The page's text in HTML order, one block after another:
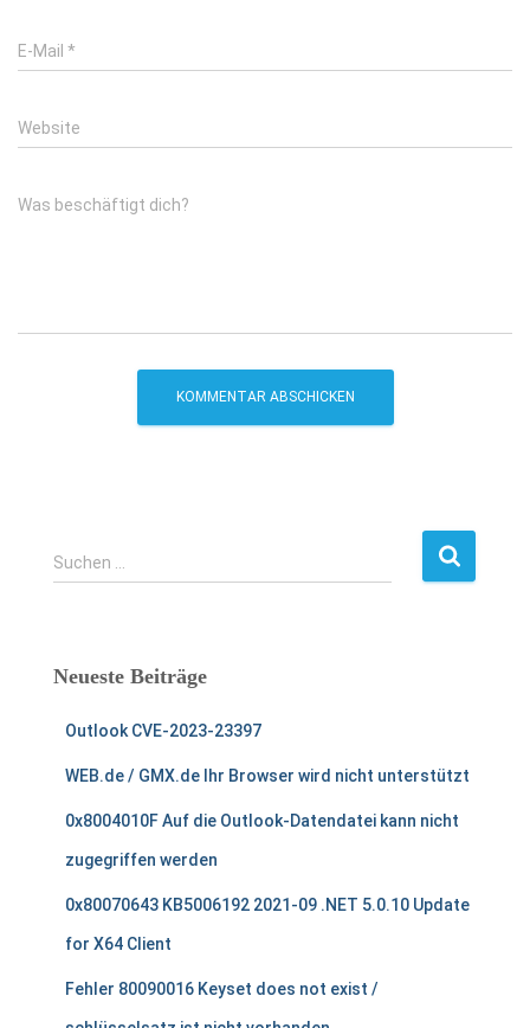
E-Mail *
Website
Was beschäftigt dich?
S
u
n
Suchen …
Neueste Beiträge
Outlook CVE-2023-23397
WEB.de / GMX.de Ihr Browser wird nicht unterstützt
0x8004010F Auf die Outlook-Datendatei kann nicht
zugegriffen werden
0x80070643 KB5006192 2021-09 .NET 5.0.10 Update
for X64 Client
Fehler 80090016 Keyset does not exist /